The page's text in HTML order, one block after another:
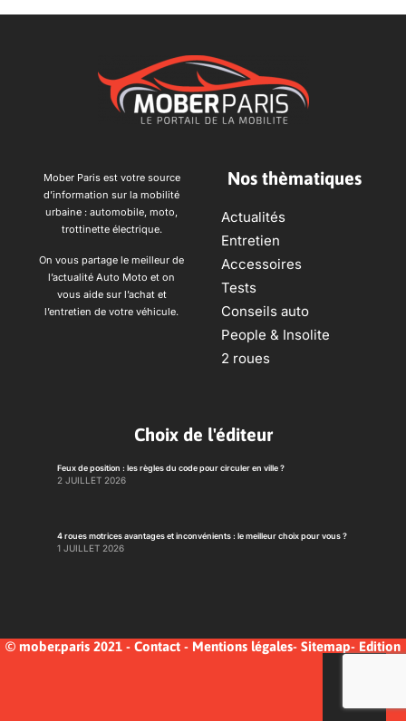
Mober Paris est votre source
d’information sur la mobilité
urbaine : automobile, moto,
trottinette électrique.
On vous partage le meilleur de
l’actualité Auto Moto et on
vous aide sur l’achat et
l’entretien de votre véhicule.
Nos thèmatiques
Actualités
Entretien
Accessoires
Tests
Conseils auto
People & Insolite
2 roues
Choix de l'éditeur
Feux de position : les règles du code pour circuler en ville ?
2 JUILLET 2026
4 roues motrices avantages et inconvénients : le meilleur choix pour vous ?
1 JUILLET 2026
© mober.paris 2021 - Contact - Mentions légales- Sitemap- Edition